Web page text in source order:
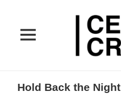
Hold Back the Night